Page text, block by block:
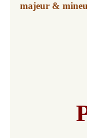
majeur &